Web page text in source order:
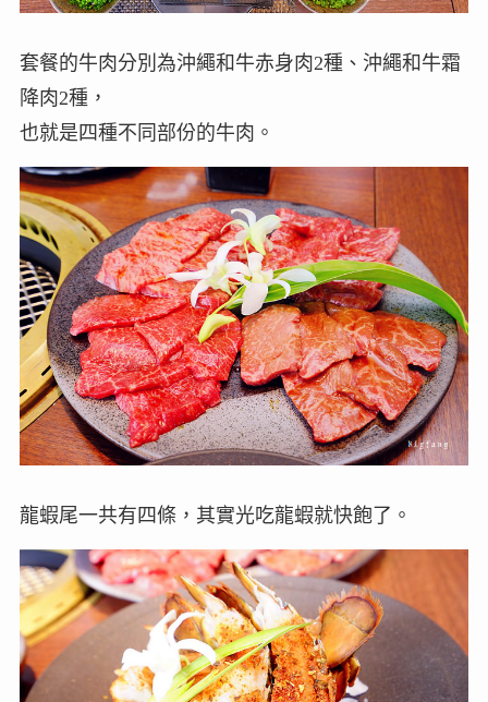
套餐的牛肉分別為沖繩和牛赤身肉2種、沖繩和牛霜
降肉2種，
也就是四種不同部份的牛肉。
龍蝦尾一共有四條，其實光吃龍蝦就快飽了。